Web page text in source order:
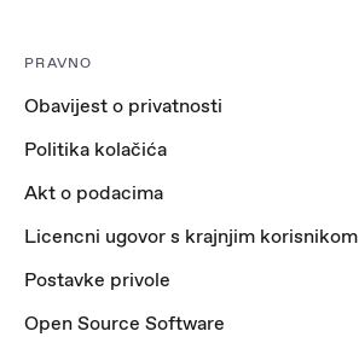
PRAVNO
Obavijest o privatnosti
Politika kolačića
Akt o podacima
Licencni ugovor s krajnjim korisnikom
Postavke privole
Open Source Software